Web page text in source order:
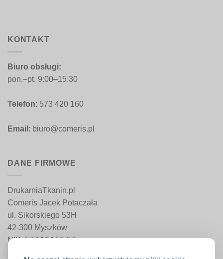
KONTAKT
Biuro obsługi:
pon.–pt. 9:00–15:30
Telefon: 573 420 160
Email : biuro@comeris.pl
DANE FIRMOWE
DrukarniaTkanin.pl
Comeris Jacek Potaczała
ul. Sikorskiego 53H
42-300 Myszków
NIP: 577 194 55 57